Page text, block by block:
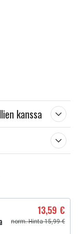
kanssa
13,59 €
norm. Hinta 15,99 €